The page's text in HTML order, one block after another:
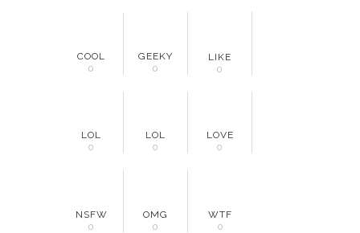
COOL
0
GEEKY
0
LIKE
0
LOL
0
LOL
0
LOVE
0
NSFW
0
OMG
0
WTF
0